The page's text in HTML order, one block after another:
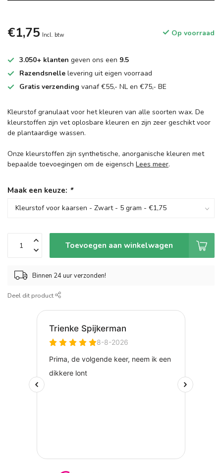
€1,75 Incl. btw Op voorraad
3.050+ klanten geven ons een 9.5
Razendsnelle levering uit eigen voorraad
Gratis verzending vanaf €55,- NL en €75,- BE
Kleurstof granulaat voor het kleuren van alle soorten wax. De
kleurstoffen zijn vet oplosbare kleuren en zijn zeer geschikt voor
de plantaardige wassen.
Onze kleurstoffen zijn synthetische, anorganische kleuren met
bepaalde toevoegingen om de eigensch Lees meer.
Maak een keuze: *
Toevoegen aan winkelwagen
Binnen 24 uur verzonden!
Deel dit product